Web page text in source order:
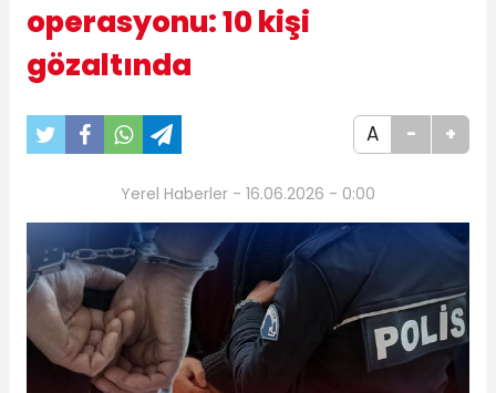
operasyonu: 10 kişi
gözaltında
A - +
Yerel Haberler - 16.06.2026 - 0:00